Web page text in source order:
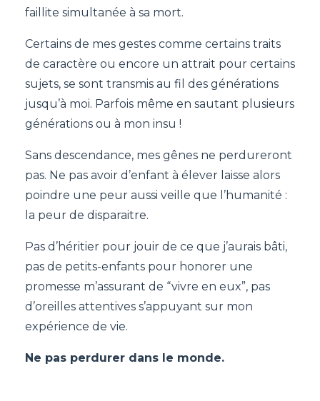
faillite simultanée à sa mort.
Certains de mes gestes comme certains traits
de caractère ou encore un attrait pour certains
sujets, se sont transmis au fil des générations
jusqu’à moi. Parfois même en sautant plusieurs
générations ou à mon insu !
Sans descendance, mes gênes ne perdureront
pas. Ne pas avoir d’enfant à élever laisse alors
poindre une peur aussi veille que l’humanité :
la peur de disparaitre.
Pas d’héritier pour jouir de ce que j’aurais bâti,
pas de petits-enfants pour honorer une
promesse m’assurant de “vivre en eux”, pas
d’oreilles attentives s’appuyant sur mon
expérience de vie.
Ne pas perdurer dans le monde.